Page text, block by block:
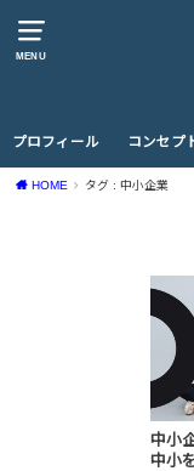
MENU
プロフィール コンセプ
HOME タグ : 中小企業
中小
中小